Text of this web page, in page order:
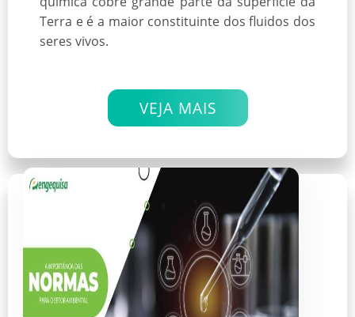
Terra e é a maior constituinte dos fluidos dos
seres vivos.
VEJA MAIS